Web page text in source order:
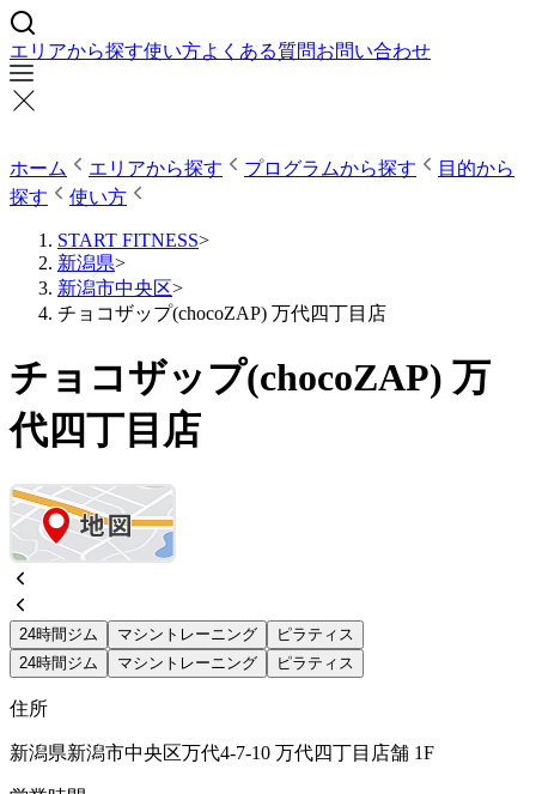
エリアから探す使い方よくある質問お問い合わせ
ホーム エリアから探す プログラムから探す
目的から
探す
使い方
START FITNESS>
新潟県>
新潟市中央区>
チョコザップ(chocoZAP) 万代四丁目店
チョコザップ(chocoZAP) 万
代四丁目店
24時間ジム マシントレーニング
ピラティス
24時間ジム
マシントレーニング ピラティス
住所
新潟県新潟市中央区万代4-7-10 万代四丁目店舗 1F